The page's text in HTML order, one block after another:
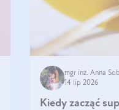
mgr inż. Anna
14 lip 2026
Kiedy zacząć